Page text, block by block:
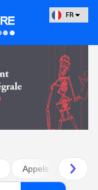
FR
Appels à projets